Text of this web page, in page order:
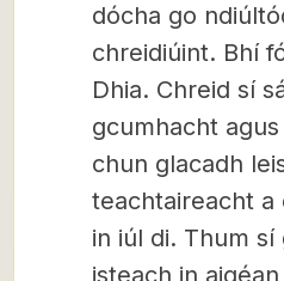
dócha go
chreidiúint. Bhí
Dhia. Chreid sí
gcumhacht
chun glacadh
teachtaireacht a
in iúl di. Thum sí
isteach in